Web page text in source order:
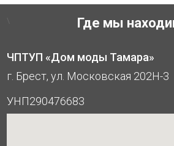
Где мы
ЧПТУП «Дом моды Тамара»
г. Брест, ул. Московская 202Н-3
УНП290476683